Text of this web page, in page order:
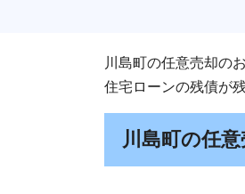
川島町の任意売却の
住宅ローンの残債が
川島町の任意